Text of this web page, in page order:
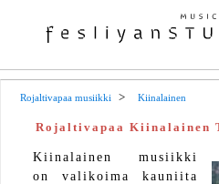
Rojaltivapaa musiikki Kiinalainen
Rojaltivapaa Kiinalainen
Kiinalainen musiikki
on valikoima kauniita